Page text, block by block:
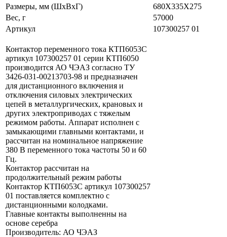
Размеры, мм (ШхВхГ)
680Х335Х275
Вес, г
57000
Артикул
107300257 01
Контактор переменного тока КТП6053С
артикул 107300257 01 серии КТП6050
производится АО ЧЭАЗ согласно ТУ
3426-031-00213703-98 и предназначен
для дистанционного включения и
отключения силовых электрических
цепей в металлургических, крановых и
других электроприводах с тяжелым
режимом работы. Аппарат исполнен c
замыкающими главными контактами, и
рассчитан на номинальное напряжение
380 В переменного тока частоты 50 и 60
Гц.
Контактор рассчитан на
продолжительный режим работы
Контактор КТП6053С артикул 107300257
01 поставляется комплектно с
дистанционными колодками.
Главные контакты выполненны на
основе серебра
Производитель: АО ЧЭАЗ